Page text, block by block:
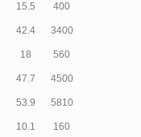
15.5 400
42.4 3400
18 560
47.7 4500
53.9 5810
10.1 160